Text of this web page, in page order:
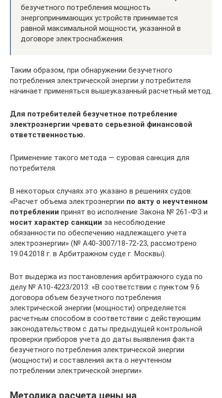
безучетного потребления мощность
энергопринимающих устройств принимается
равной максимальной мощности, указанной в
договоре электроснабжения.
Таким образом, при обнаружении безучетного
потребления электрической энергии у потребителя
начинает применяться вышеуказанный расчетный метод.
Для потребителей безучетное потребление
электроэнергии чревато серьезной финансовой
ответственностью.
Применение такого метода — суровая санкция для
потребителя.
В некоторых случаях это указано в решениях судов:
«Расчет объема электроэнергии по акту о неучтенном
потреблении принят во исполнение Закона № 261-ФЗ и
носит характер санкции за несоблюдение
обязанности по обеспечению надлежащего учета
электроэнергии» (№ А40-3007/18-72-23, рассмотрено
19.04.2018 г. в Арбитражном суде г. Москвы).
Вот выдержа из постановления арбитражного суда по
делу № А10-4223/2013: «В соответствии с пунктом 9.6
договора объем безучетного потребления
электрической энергии (мощности) определяется
расчетным способом в соответствии с действующим
законодательством с даты предыдущей контрольной
проверки приборов учета до даты выявления факта
безучетного потребления электрической энергии
(мощности) и составления акта о неучтенном
потреблении электрической энергии».
Методика расчета цены на